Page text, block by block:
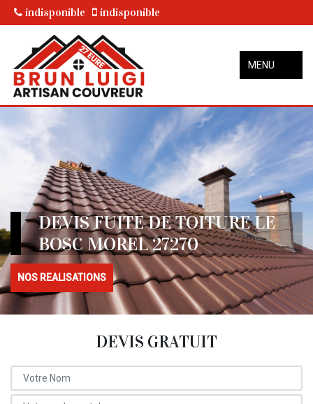
indisponible indisponible
MENU
DEVIS FUITE DE TOITURE LE
BOSC MOREL 27270
NOS REALISATIONS
DEVIS GRATUIT